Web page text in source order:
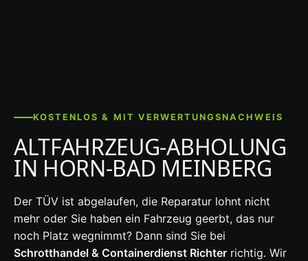
KOSTENLOS & MIT VERWERTUNGSNACHWEIS
ALTFAHRZEUG-ABHOLUNG
IN HORN-BAD MEINBERG
Der TÜV ist abgelaufen, die Reparatur lohnt nicht
mehr oder Sie haben ein Fahrzeug geerbt, das nur
noch Platz wegnimmt? Dann sind Sie bei
Schrotthandel & Containerdienst Richter richtig. Wir